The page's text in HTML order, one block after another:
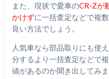
また、現状で愛車のCR-Zが
かけずに一括査定などで複
良い方法でしょう。
人気車なら部品取りにも使
分するより一括査定などで
値があるのか聞き出してみま